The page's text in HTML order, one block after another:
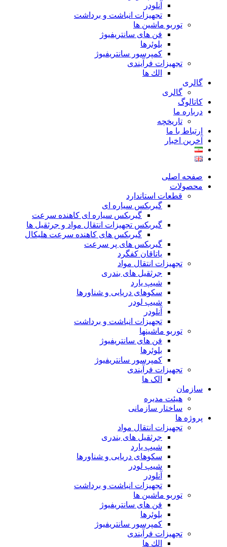
آنلودر
تجهيزات انباشت و برداشت
توربو ماشين ها
فن های سانتريفيوژ
بلوئرها
کمپرسور سانتریفیوژ
تجهیزات فرآیندی
الك ها
گالری
گالری
کاتالوگ
درباره ما
تاريخچه
ارتباط با ما
آخرین اخبار
صفحه اصلی
محصولات
قطعات استاندارد
گيربكس سياره ای
گيربكس سياره ای كاهنده سرعت
گيربكس تجهيزات انتقال مواد و جرثقيل ها
گيربكس های كاهنده سرعت هليكال
گيربكس های پر سرعت
ياتاقان كفگرد
تجهیزات انتقال مواد
جرثقیل های بندری
شیپ یارد
سکوهای دریایی و شناورها
شیپ لودر
آنلودر
تجهیزات انباشت و برداشت
توربو ماشینها
فن های سانتریفیوژ
بلوئرها
کمپرسور سانتریفیوژ
تجهیزات فرآیندی
الک ها
سازمان
هيئت مديره
ساختار سازمانی
پروژه ها
تجهيزات انتقال مواد
جرثقيل های بندری
شيپ يارد
سكوهای دريايی و شناورها
شيپ لودر
آنلودر
تجهيزات انباشت و برداشت
توربو ماشين ها
فن های سانتريفيوژ
بلوئرها
کمپرسور سانتریفیوژ
تجهیزات فرآیندی
الك ها